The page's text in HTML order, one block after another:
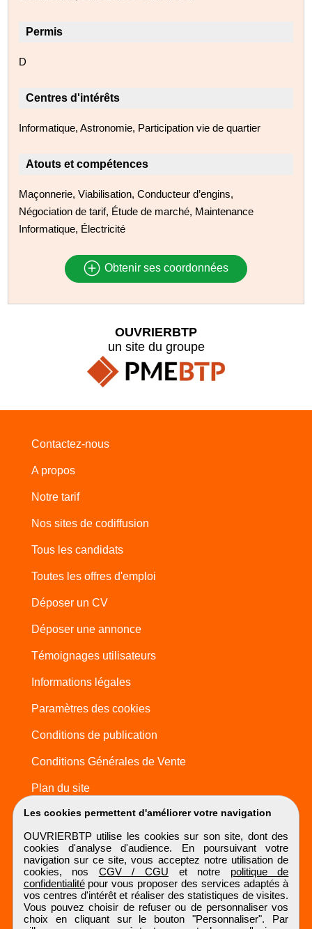
Permis
D
Centres d'intérêts
Informatique, Astronomie, Participation vie de quartier
Atouts et compétences
Maçonnerie, Viabilisation, Conducteur d’engins,
Négociation de tarif, Étude de marché, Maintenance
Informatique, Électricité
Obtenir ses coordonnées
Les cookies permettent d'améliorer votre navigation
OUVRIERBTP utilise les cookies sur son site, dont des
cookies d'analyse d'audience. En poursuivant votre
navigation sur ce site, vous acceptez notre utilisation de
cookies, nos CGV / CGU et notre politique de
confidentialitépour vous proposer des services adaptés à
vos centres d'intérêt et réaliser des statistiques de visites.
Vous pouvez choisir de refuser ou de personnaliser vos
choix en cliquant sur le bouton "Personnaliser". Par
OUVRIERBTP
un site du groupe
Contactez-nous
A propos
Notre tarif
Nos sites de codiffusion
Tous les candidats
Toutes les offres d'emploi
Déposer un CV
Déposer une annonce
Témoignages utilisateurs
Informations légales
Paramètres des cookies
Conditions de publication
Conditions Générales de Vente
Plan du site